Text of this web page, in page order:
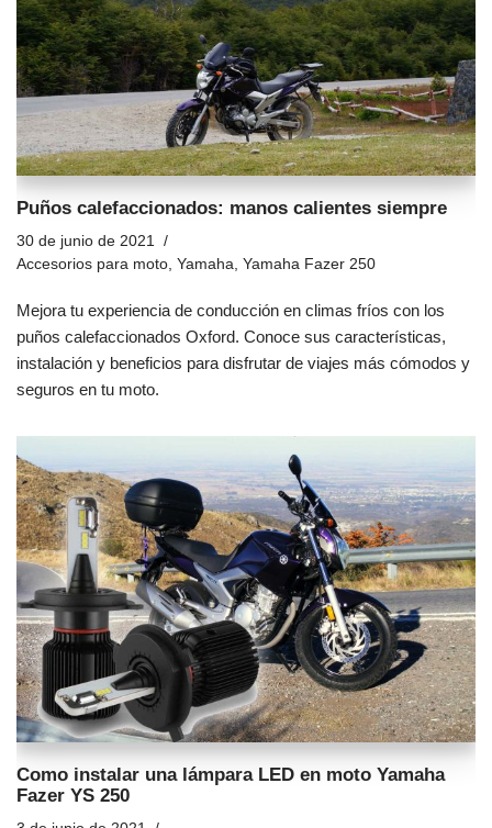
Puños calefaccionados: manos calientes siempre
30 de junio de 2021
Accesorios para moto, Yamaha, Yamaha Fazer 250
Mejora tu experiencia de conducción en climas fríos con los
puños calefaccionados Oxford. Conoce sus características,
instalación y beneficios para disfrutar de viajes más cómodos y
seguros en tu moto.
Como instalar una lámpara LED en moto Yamaha
Fazer YS 250